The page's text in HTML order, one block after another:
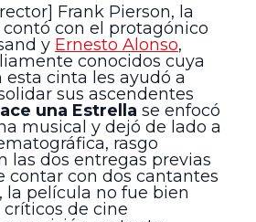
Frank Pierson, la
contó con el protagónico
y Ernesto Alonso,
conocidos cuya
cinta les ayudó a
sus ascendentes
una Estrella se enfocó
musical y dejó de lado a
rasgo
las dos entregas previas
contar con dos cantantes
la película no fue bien
de cine